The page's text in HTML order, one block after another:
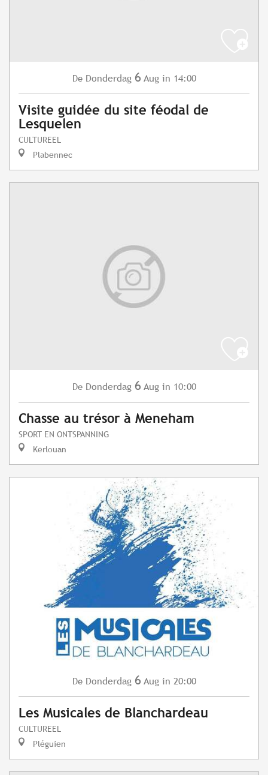
De Donderdag 6 Aug in 14:00
Visite guidée du site féodal de
Lesquelen
CULTUREEL
Plabennec
De Donderdag 6 Aug in 10:00
Chasse au trésor à Meneham
SPORT EN ONTSPANNING
Kerlouan
De Donderdag 6 Aug in 20:00
Les Musicales de Blanchardeau
CULTUREEL
Pléguien